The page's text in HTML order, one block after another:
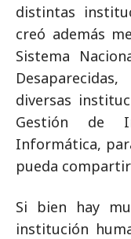
distintas
creó además
Sistema
diversas
Gestión de
Informática,
pueda
Si bien hay
institución